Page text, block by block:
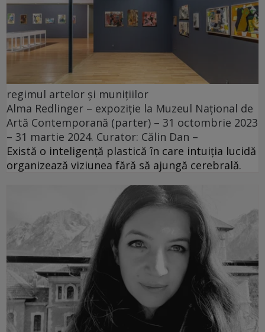
regimul artelor și munițiilor
Alma Redlinger – expoziție la Muzeul Național de
Artă Contemporană (parter) – 31 octombrie 2023
– 31 martie 2024. Curator: Călin Dan –
Există o inteligență plastică în care intuiția lucidă
organizează viziunea fără să ajungă cerebrală.